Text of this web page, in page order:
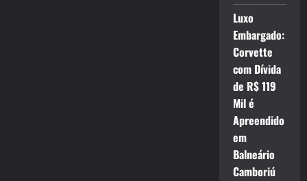
Luxo
Embargado:
Corvette
com Dívida
de R$ 119
Mil é
Apreendido
em
Balneário
Camboriú